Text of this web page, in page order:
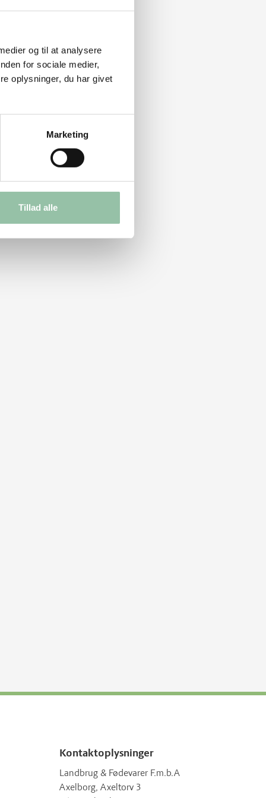
og til at analysere
for sociale medier,
oplysninger, du har givet
Marketing
Tillad alle
Kontaktoplysninger
Landbrug & Fødevarer F.m.b.A
Axelborg, Axeltorv 3